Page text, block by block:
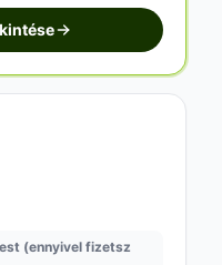
(ennyivel fizetsz